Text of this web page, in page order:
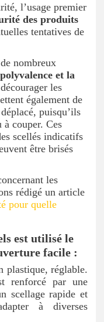
l’usage premier
des produits
tentatives de
nombreux
et la
les
également de
puisqu’ils
couper. Ces
scellés indicatifs
être brisés
les
rédigé un article
pour quelle
est utilisé le
facile :
plastique, réglable.
renforcé par une
scellage rapide et
à diverses